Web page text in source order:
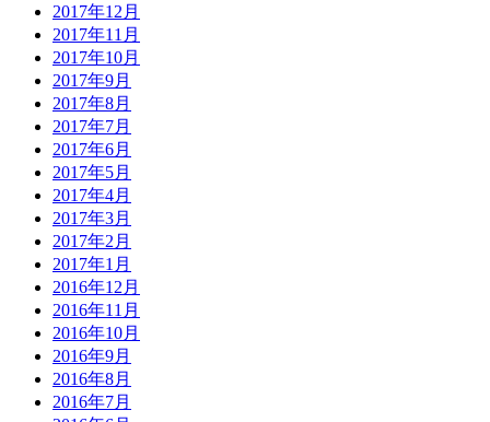
2017年12月
2017年11月
2017年10月
2017年9月
2017年8月
2017年7月
2017年6月
2017年5月
2017年4月
2017年3月
2017年2月
2017年1月
2016年12月
2016年11月
2016年10月
2016年9月
2016年8月
2016年7月